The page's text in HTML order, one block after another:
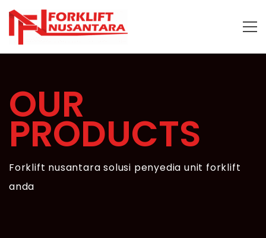
OUR
PRODUCTS
Forklift nusantara solusi penyedia unit forklift
anda